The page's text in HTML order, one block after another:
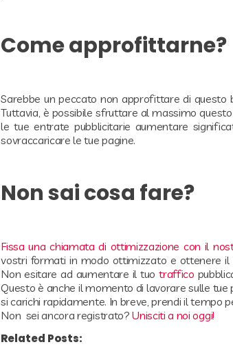
Come approfittarne?
Sarebbe un peccato non approfittare di questo
Tuttavia, è possibile sfruttare al massimo
le tue entrate pubblicitarie aumentare
sovraccaricare le tue pagine.
Non sai cosa fare?
Fissa una chiamata di ottimizzazione con il
vostri formati in modo ottimizzato e ottenere il
Non esitare ad aumentare il tuotraffico
Questo è anche il momento di lavorare sulle
si carichi rapidamente. In breve, prendi il tempo
Non sei ancora registrato?Unisciti a noi oggi!
Related Posts: